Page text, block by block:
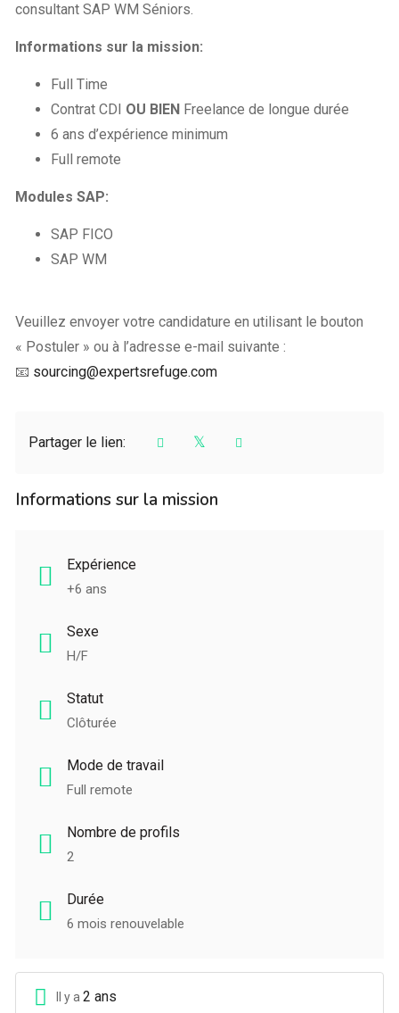
consultant SAP WM Séniors.
Informations sur la mission:
Full Time
Contrat CDI OU BIENFreelance de longue durée
6 ans d’expérience minimum
Full remote
Modules SAP:
SAP FICO
SAP WM
Veuillez envoyer votre candidature en utilisant le bouton
« Postuler » ou à l’adresse e-mail suivante :
📧 sourcing@expertsrefuge.com
Partager le lien:
Informations sur la mission
Expérience
+6 ans
Sexe
H/F
Statut
Clôturée
Mode de travail
Full remote
Nombre de profils
2
Durée
6 mois renouvelable
Il y a 2 ans